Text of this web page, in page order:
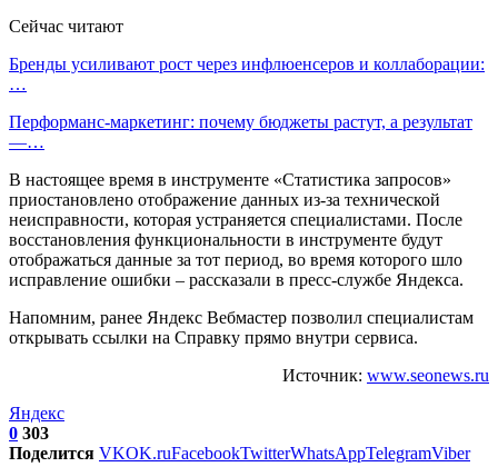
Сейчас читают
Бренды усиливают рост через инфлюенсеров и коллаборации:
…
Перформанс-маркетинг: почему бюджеты растут, а результат
—…
В настоящее время в инструменте «Статистика запросов»
приостановлено отображение данных из-за технической
неисправности, которая устраняется специалистами. После
восстановления функциональности в инструменте будут
отображаться данные за тот период, во время которого шло
исправление ошибки – рассказали в пресс-службе Яндекса.
Напомним, ранее Яндекс Вебмастер позволил специалистам
открывать ссылки на Справку прямо внутри сервиса.
Источник: www.seonews.ru
Яндекс
0 303
Поделится VKOK.ruFacebookTwitterWhatsAppTelegramViber